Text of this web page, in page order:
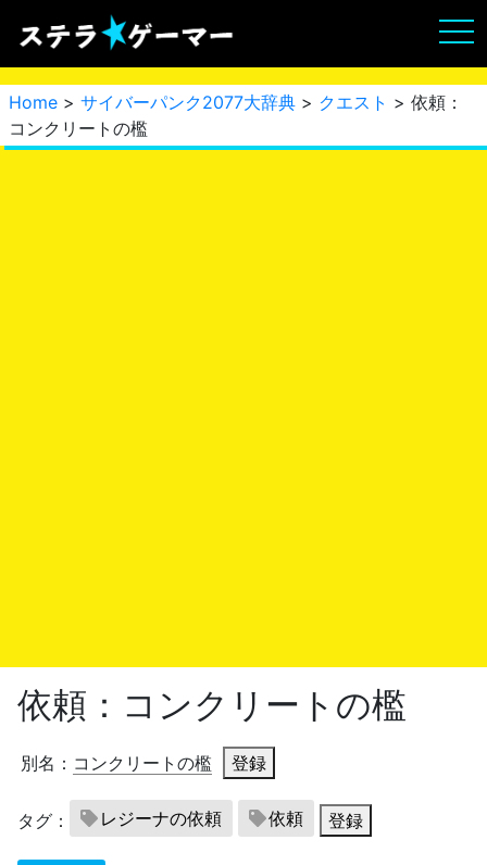
Home > サイバーパンク2077大辞典 > クエスト > 依頼：
コンクリートの檻
依頼：コンクリートの檻
別名： コンクリートの檻 登録
タグ： レジーナの依頼 依頼 登録